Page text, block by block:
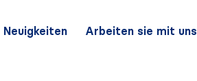
Neuigkeiten Arbeiten sie mit uns